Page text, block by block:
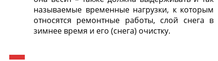
называемые временные нагрузки, к которым
относятся ремонтные работы, слой снега в
зимнее время и его (снега) очистку.